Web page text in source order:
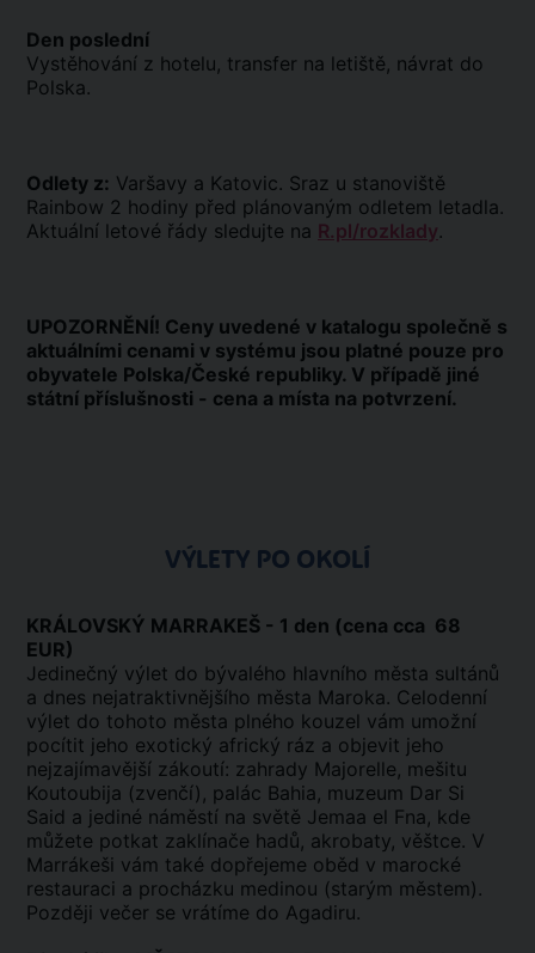
Den poslední
Vystěhování z hotelu, transfer na letiště, návrat do
Polska.
Odlety z: Varšavy a Katovic. Sraz u stanoviště
Rainbow 2 hodiny před plánovaným odletem letadla.
Aktuální letové řády sledujte na R.pl/rozklady.
UPOZORNĚNÍ! Ceny uvedené v katalogu společně s
aktuálními cenami v systému jsou platné pouze pro
obyvatele Polska/České republiky. V případě jiné
státní příslušnosti - cena a místa na potvrzení.
VÝLETY PO OKOLÍ
KRÁLOVSKÝ MARRAKEŠ - 1 den (cena cca 68
EUR)
Jedinečný výlet do bývalého hlavního města sultánů
a dnes nejatraktivnějšího města Maroka. Celodenní
výlet do tohoto města plného kouzel vám umožní
pocítit jeho exotický africký ráz a objevit jeho
nejzajímavější zákoutí: zahrady Majorelle, mešitu
Koutoubija (zvenčí), palác Bahia, muzeum Dar Si
Said a jediné náměstí na světě Jemaa el Fna, kde
můžete potkat zaklínače hadů, akrobaty, věštce. V
Marrákeši vám také dopřejeme oběd v marocké
restauraci a procházku medinou (starým městem).
Později večer se vrátíme do Agadiru.